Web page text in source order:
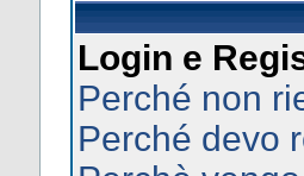
Login e
Perché non
Perché devo